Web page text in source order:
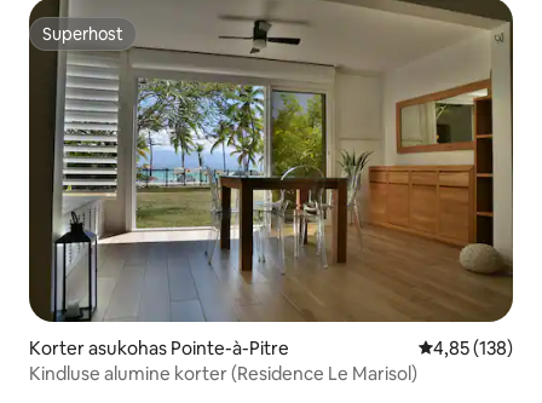
Superhost
Superhost
Korter asukohas Pointe-à-Pitre Keskmine
4,85 (138)
Kindluse alumine korter (Residence Le Marisol)